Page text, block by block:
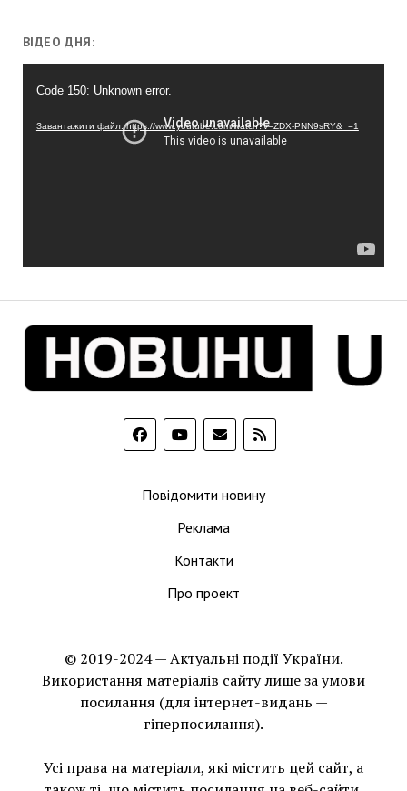
ВІДЕО ДНЯ:
Code 150: Unknown error.
Завантажити файл: https://www.youtube.com/watch?v=ZDX-PNN9sRY&_=1
Повідомити новину
Реклама
Контакти
Про проект
© 2019-2024 — Актуальні події України.
Використання матеріалів сайту лише за умови
посилання (для інтернет-видань —
гіперпосилання).
Усі права на матеріали, які містить цей сайт, а